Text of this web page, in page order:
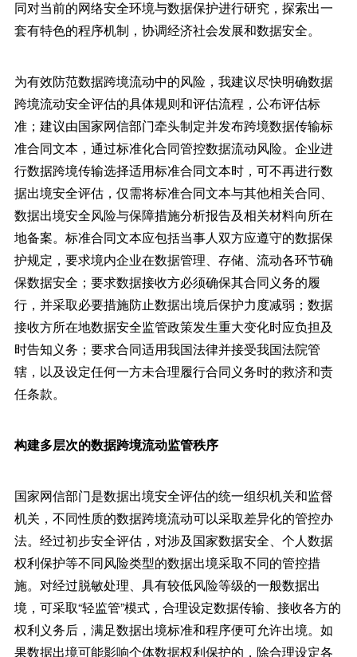
同对当前的网络安全环境与数据保护进行研究，探索出一
套有特色的程序机制，协调经济社会发展和数据安全。
为有效防范数据跨境流动中的风险，我建议尽快明确数据
跨境流动安全评估的具体规则和评估流程，公布评估标
准；建议由国家网信部门牵头制定并发布跨境数据传输标
准合同文本，通过标准化合同管控数据流动风险。企业进
行数据跨境传输选择适用标准合同文本时，可不再进行数
据出境安全评估，仅需将标准合同文本与其他相关合同、
数据出境安全风险与保障措施分析报告及相关材料向所在
地备案。标准合同文本应包括当事人双方应遵守的数据保
护规定，要求境内企业在数据管理、存储、流动各环节确
保数据安全；要求数据接收方必须确保其合同义务的履
行，并采取必要措施防止数据出境后保护力度减弱；数据
接收方所在地数据安全监管政策发生重大变化时应负担及
时告知义务；要求合同适用我国法律并接受我国法院管
辖，以及设定任何一方未合理履行合同义务时的救济和责
任条款。
构建多层次的数据跨境流动监管秩序
国家网信部门是数据出境安全评估的统一组织机关和监督
机关，不同性质的数据跨境流动可以采取差异化的管控办
法。经过初步安全评估，对涉及国家数据安全、个人数据
权利保护等不同风险类型的数据出境采取不同的管控措
施。对经过脱敏处理、具有较低风险等级的一般数据出
境，可采取“轻监管”模式，合理设定数据传输、接收各方的
权利义务后，满足数据出境标准和程序便可允许出境。如
果数据出境可能影响个体数据权利保护的，除合理设定各